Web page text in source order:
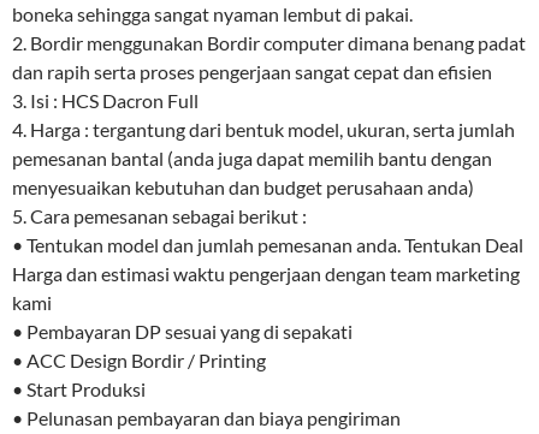
boneka sehingga sangat nyaman lembut di pakai.
2. Bordir menggunakan Bordir computer dimana benang padat
dan rapih serta proses pengerjaan sangat cepat dan efisien
3. Isi : HCS Dacron Full
4. Harga : tergantung dari bentuk model, ukuran, serta jumlah
pemesanan bantal (anda juga dapat memilih bantu dengan
menyesuaikan kebutuhan dan budget perusahaan anda)
5. Cara pemesanan sebagai berikut :
• Tentukan model dan jumlah pemesanan anda. Tentukan Deal
Harga dan estimasi waktu pengerjaan dengan team marketing
kami
• Pembayaran DP sesuai yang di sepakati
• ACC Design Bordir / Printing
• Start Produksi
• Pelunasan pembayaran dan biaya pengiriman